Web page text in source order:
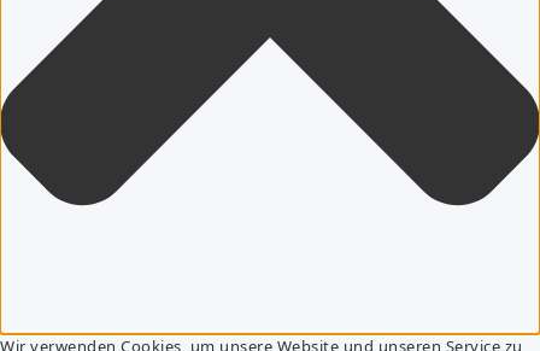
Wir verwenden Cookies, um unsere Website und unseren Service zu